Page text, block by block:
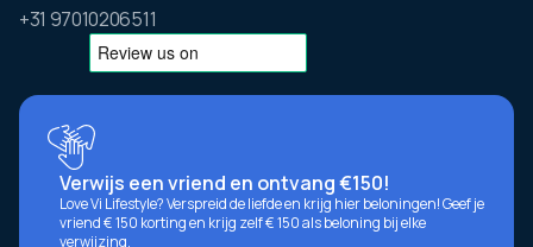
+31 97010206511
Verwijs een vriend en ontvang €150!
Love Vi Lifestyle? Verspreid de liefde en krijg hier beloningen! Geef je
vriend € 150 korting en krijg zelf € 150 als beloning bij elke
verwijzing.